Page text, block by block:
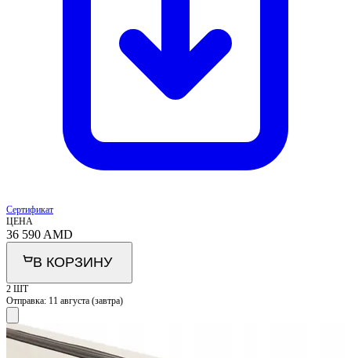
Сертификат
ЦЕНА
36 590 AMD
В КОРЗИНУ
2 ШТ
Отправка: 11 августа (завтра)